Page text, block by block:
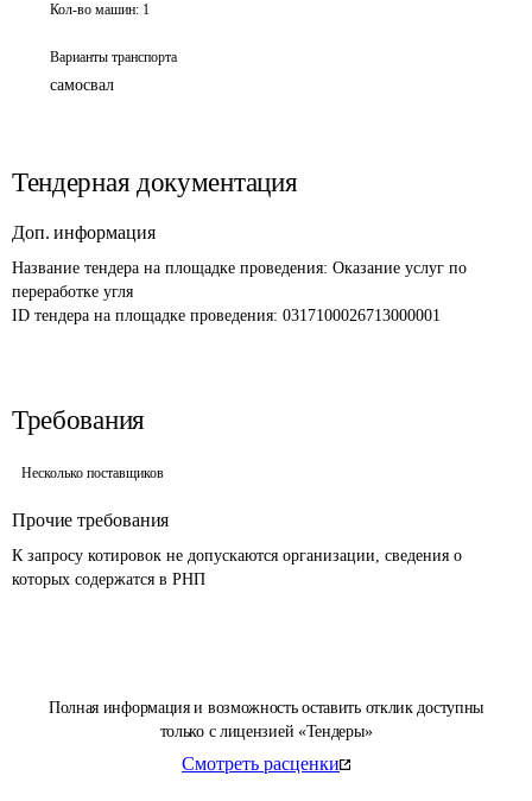
Полная информация и возможность оставить отклик доступны
только с лицензией «Тендеры»
Смотреть расценки
Кол-во машин: 1
Варианты транспорта
самосвал
Тендерная документация
Доп. информация
Название тендера на площадке проведения: Оказание услуг по
переработке угля
ID тендера на площадке проведения: 0317100026713000001
Требования
Несколько поставщиков
Прочие требования
К запросу котировок не допускаются организации, сведения о
которых содержатся в РНП